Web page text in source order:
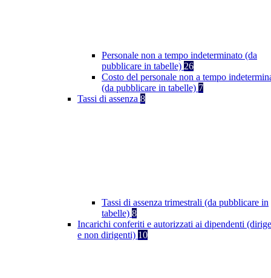
Personale non a tempo indeterminato (da
pubblicare in tabelle) 26
Costo del personale non a tempo
(da pubblicare in tabelle) 7
Tassi di assenza 8
Tassi di assenza trimestrali (da pubblicare in
tabelle) 8
Incarichi conferiti e autorizzati ai dipendenti
e non dirigenti) 10